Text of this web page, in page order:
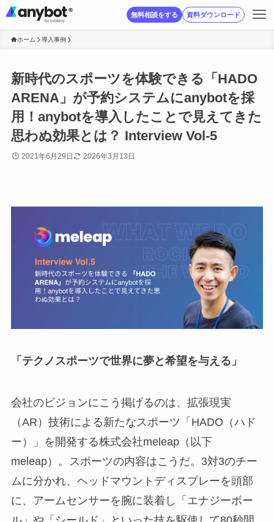
無料相談をする 資料ダウンロード
ホーム 導入事例
新時代のスポーツを体験できる「HADO
ARENA」が予約システムにanybotを採
用！anybotを導入したことで見えてきた
思わぬ効果とは？ Interview Vol-5
2021年6月29日 2026年3月13日
「テクノスポーツで世界に夢と希望を与える」
会社のビジョンにこう掲げるのは、拡張現実
（AR）技術による新たなスポーツ「HADO（ハド
ー）」を開発する株式会社meleap（以下
meleap）。スポーツの内容はこうだ。3対3のチー
ムに分かれ、ヘッドマウントディスプレーを頭部
に、アームセンサーを腕に装着し「エナジーボー